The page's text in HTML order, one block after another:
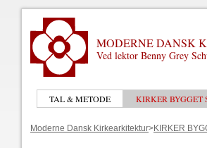
MODERNE DANSK
Ved lektor Benny Grey
TAL & METODE KIRKER BYGGET
Moderne Dansk Kirkearkitektur>KIRKER